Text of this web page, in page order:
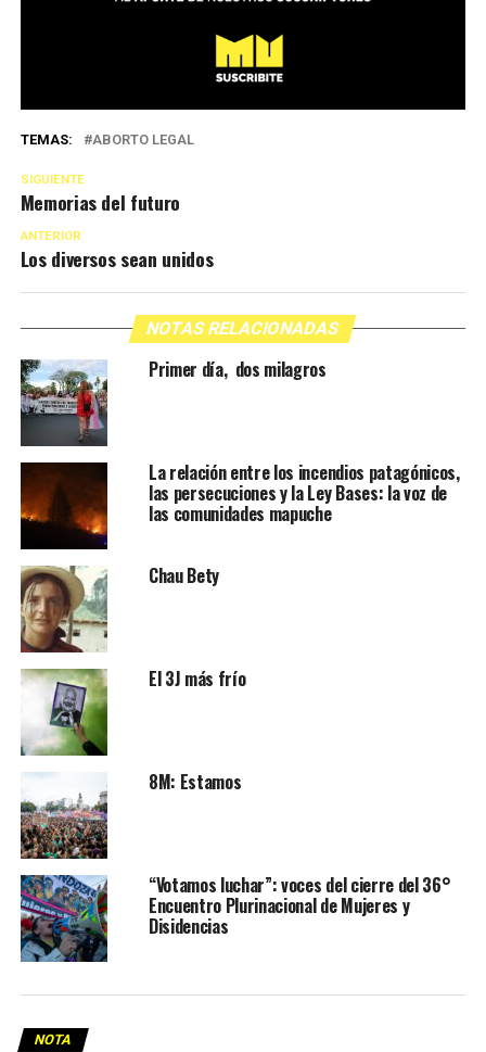
TEMAS: ABORTO LEGAL
SIGUIENTE
Memorias del futuro
ANTERIOR
Los diversos sean unidos
NOTAS RELACIONADAS
Primer día, dos milagros
La relación entre los incendios patagónicos,
las persecuciones y la Ley Bases: la voz de
las comunidades mapuche
Chau Bety
El 3J más frío
8M: Estamos
“Votamos luchar”: voces del cierre del 36°
Encuentro Plurinacional de Mujeres y
Disidencias
NOTA